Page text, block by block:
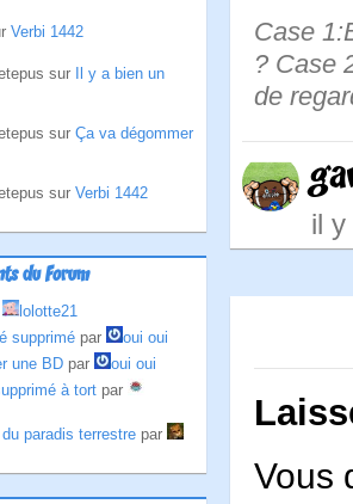
Verbi 1442
sur
Il y a bien un
sur Ça va dégommer
sur Verbi 1442
du Forum
lolotte21
supprimé par
oui oui
une BD par
oui oui
à tort par
paradis terrestre par
Case
? Case
de
il y
Vous